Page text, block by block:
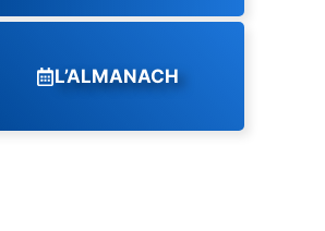
L’ALMANACH